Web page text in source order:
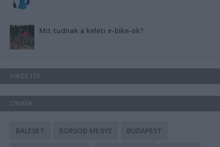
Mit tudnak a keleti e-bike-ok?
HIRDETÉS
CÍMKÉK
BALESET BORSOD MEGYE BUDAPEST